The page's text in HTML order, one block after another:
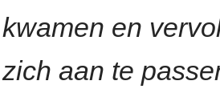
kwamen en
zich aan te